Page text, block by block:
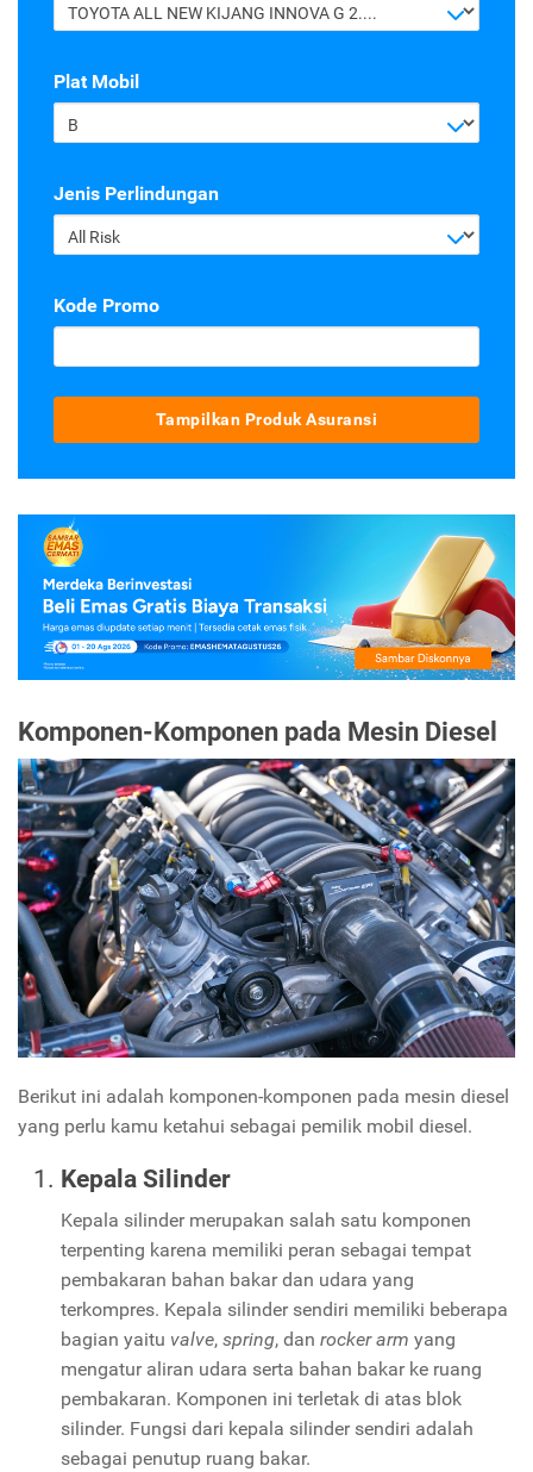
TOYOTA ALL NEW KIJANG INNOVA G 2.4 A/T DIESEL
Plat Mobil
B
Jenis Perlindungan
All Risk
Kode Promo
Tampilkan Produk Asuransi
Komponen-Komponen pada Mesin Diesel
Berikut ini adalah komponen-komponen pada mesin diesel
yang perlu kamu ketahui sebagai pemilik mobil diesel.
Kepala Silinder
Kepala silinder merupakan salah satu komponen
terpenting karena memiliki peran sebagai tempat
pembakaran bahan bakar dan udara yang
terkompres. Kepala silinder sendiri memiliki beberapa
bagian yaitu valve, spring, dan rocker arm yang
mengatur aliran udara serta bahan bakar ke ruang
pembakaran. Komponen ini terletak di atas blok
silinder. Fungsi dari kepala silinder sendiri adalah
sebagai penutup ruang bakar.